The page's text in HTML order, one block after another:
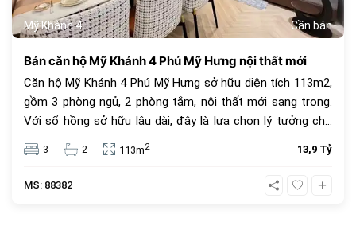
Mỹ Khánh 4 Cần bán
Bán căn hộ Mỹ Khánh 4 Phú Mỹ Hưng nội thất mới
Căn hộ Mỹ Khánh 4 Phú Mỹ Hưng sở hữu diện tích 113m2,
gồm 3 phòng ngủ, 2 phòng tắm, nội thất mới sang trọng.
Với sổ hồng sở hữu lâu dài, đây là lựa chọn lý tưởng cho
an cư và đầu tư. Giá bán 13.9 tỷ đồng, vị trí trung tâm, tiện
ích đầy đủ.
3 2 113m2 13,9 Tỷ
MS: 88382